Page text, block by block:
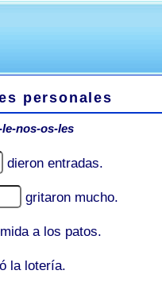
personales
nos-os-les
dieron entradas.
gritaron mucho.
a los patos.
la lotería.